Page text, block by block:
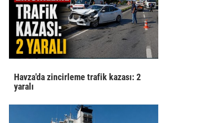
Havza'da zincirleme trafik kazası: 2
yaralı